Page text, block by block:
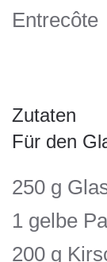
Entrecôte
Zutaten
Für den
250 g
1 gelbe
200 g